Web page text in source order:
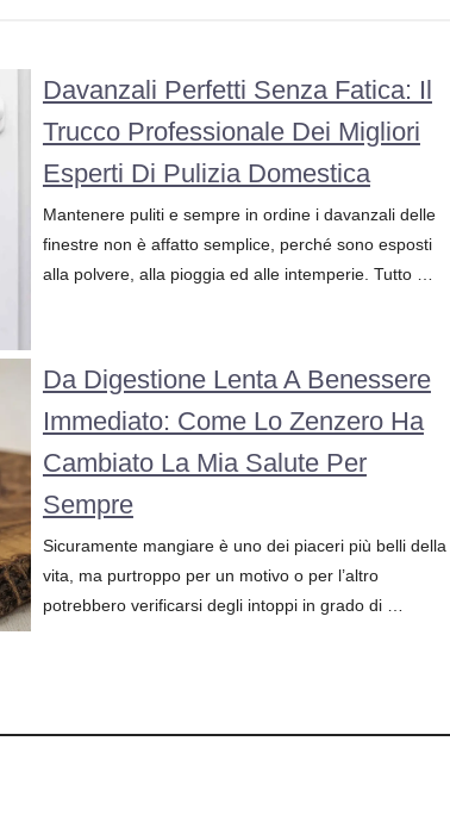
Davanzali Perfetti Senza Fatica: Il
Trucco Professionale Dei Migliori
Esperti Di Pulizia Domestica
Mantenere puliti e sempre in ordine i davanzali delle
finestre non è affatto semplice, perché sono esposti
alla polvere, alla pioggia ed alle intemperie. Tutto …
Da Digestione Lenta A Benessere
Immediato: Come Lo Zenzero Ha
Cambiato La Mia Salute Per
Sempre
Sicuramente mangiare è uno dei piaceri più belli della
vita, ma purtroppo per un motivo o per l’altro
potrebbero verificarsi degli intoppi in grado di …